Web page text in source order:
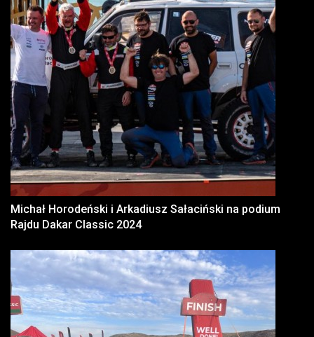
Michał Horodeński i Arkadiusz Sałaciński na podium
Rajdu Dakar Classic 2024